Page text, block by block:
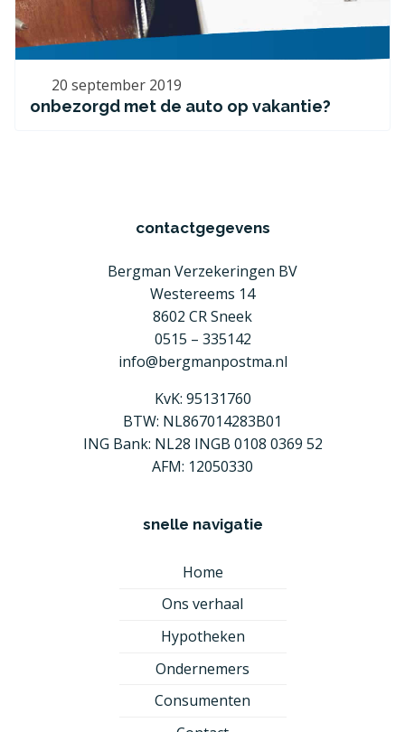
20 september 2019
onbezorgd met de auto op vakantie?
contactgegevens
Bergman Verzekeringen BV
Westereems 14
8602 CR Sneek
0515 – 335142
info@bergmanpostma.nl
KvK: 95131760
BTW: NL867014283B01
ING Bank: NL28 INGB 0108 0369 52
AFM: 12050330
snelle navigatie
Home
Ons verhaal
Hypotheken
Ondernemers
Consumenten